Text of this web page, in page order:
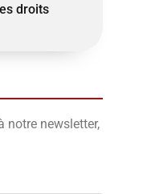
droits
notre newsletter,